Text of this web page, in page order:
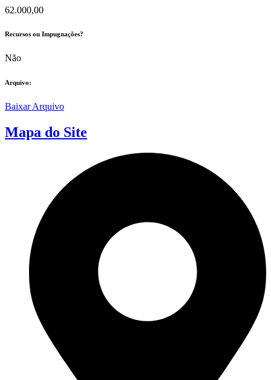
62.000,00
Recursos ou Impugnações? ​
Não
Arquivo:
Baixar Arquivo
Mapa do Site